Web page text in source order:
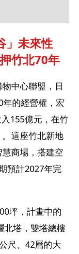
」未來性
竹北70年
中心聯盟，日
的經營權，宏
155億元，在竹
這座竹北新地
商場，搭建空
預計2027年完
坪，計畫中的
北塔，雙塔總樓
尺、42層的大